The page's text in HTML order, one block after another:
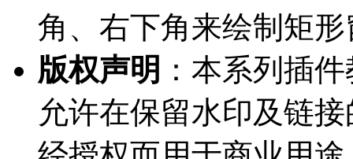
角、右下角来绘制矩
版权声明 ：本系列插
允许在保留水印及链